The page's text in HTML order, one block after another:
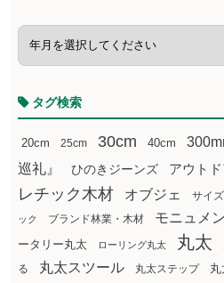
タグ検索
20cm 25cm 30cm 40cm
巡礼』
ひのきジーンズ アウト
レチック木材
オブジェ サイズ
ック ブランド林業・木材 モニュメ
ータリー丸太
ローリング丸太 丸太
る
丸太スツール 丸太ステップ 丸